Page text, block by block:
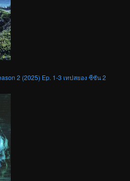
2 (2025) Ep. 1-3 เทปสยอง ซีซัน 2